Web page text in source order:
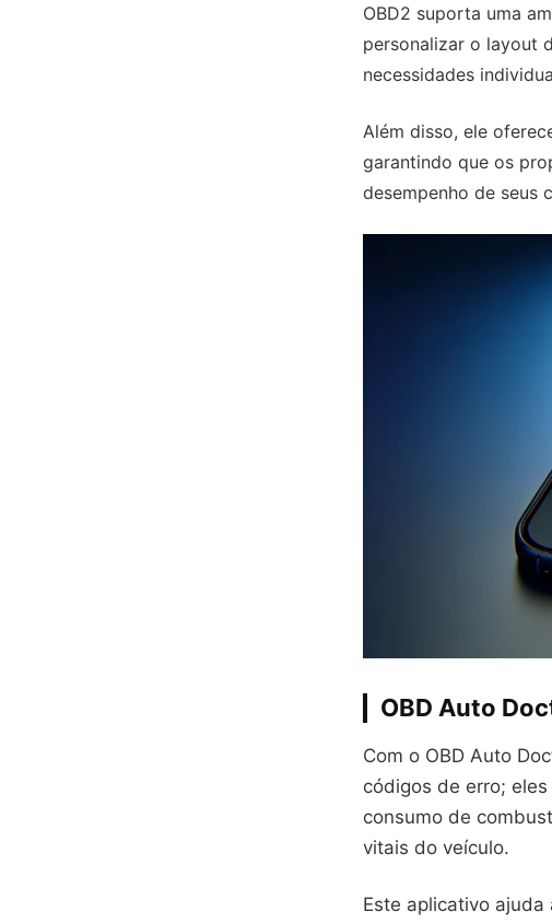
OBD2 suporta uma
personalizar o layout
necessidades
Além disso, ele
garantindo que os
desempenho de seus
OBD Auto
Com o OBD Auto
códigos de erro;
consumo de
vitais do veículo.
Este aplicativo